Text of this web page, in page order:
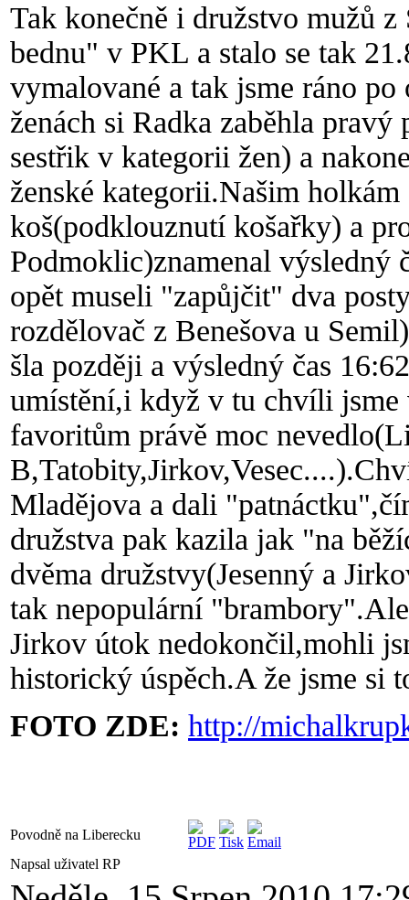
Tak konečně i družstvo mužů
bednu" v PKL a stalo se tak
vymalované a tak jsme ráno
ženách si Radka zaběhla
sestřik v kategorii žen) a
ženské kategorii.Našim
koš(podklouznutí košařky) a
Podmoklic)znamenal výsledný
opět museli "zapůjčit" dva
rozdělovač z Benešova u
šla později a výsledný čas
umístění,i když v tu chvíli jsme
favoritům právě moc
Mladějova a dali
družstva pak kazila jak "na
dvěma družstvy(Jesenný a
tak nepopulární
Jirkov útok nedokončil,mohli
historický úspěch.A že jsme si
FOTO ZDE: http://
Povodně na Liberecku
Napsal uživatel RP